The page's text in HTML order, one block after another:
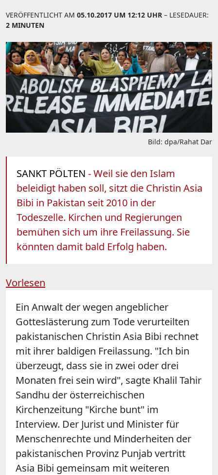
VERÖFFENTLICHT AM 05.10.2017 UM 12:12 UHR – LESEDAUER:
2 MINUTEN
Bild: dpa/Rahat Dar
SANKT PÖLTEN - Weil sie den Islam
beleidigt haben soll, sitzt die Christin Asia
Bibi in Pakistan seit 2010 in der
Todeszelle. Kirchen und Regierungen
bemühen sich um ihre Freilassung. Sie
könnten damit bald Erfolg haben.
Vorlesen
Ein Anwalt der wegen angeblicher
Gotteslästerung zum Tode verurteilten
pakistanischen Christin Asia Bibi rechnet
mit ihrer baldigen Freilassung. "Ich bin
überzeugt, dass sie in zwei oder drei
Monaten frei sein wird", sagte Khalil Tahir
Sandhu der österreichischen
Kirchenzeitung "Kirche bunt" im
Interview. Der Jurist und Minister für
Menschenrechte und Minderheiten der
pakistanischen Provinz Punjab vertritt
Asia Bibi gemeinsam mit weiteren